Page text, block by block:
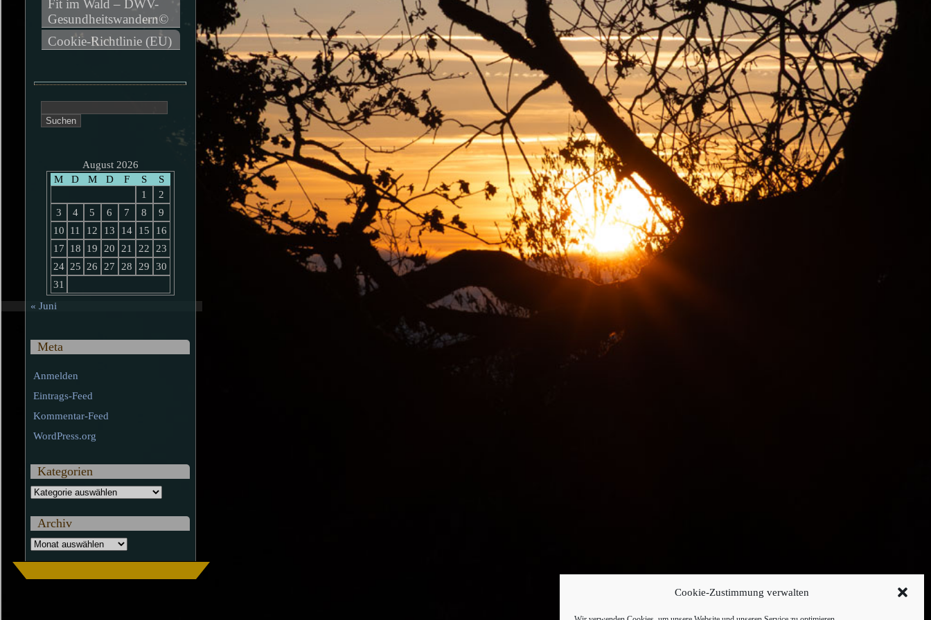
Cookie-Zustimmung verwalten
Fit im Wald – DWV-
Gesundheitswandern©
Cookie-Richtlinie (EU)
nach:
August 2026
M
D M D F S
S
1
2
3
4 5 6 7 8
9
10
11 12 13 14 15
16
17
18 19 20 21 22
23
24 25 26 27 28 29
30
31
« Juni
Meta
Anmelden
Eintrags-Feed
Kommentar-Feed
WordPress.org
Kategorien
Kategorien
Archiv
Archiv